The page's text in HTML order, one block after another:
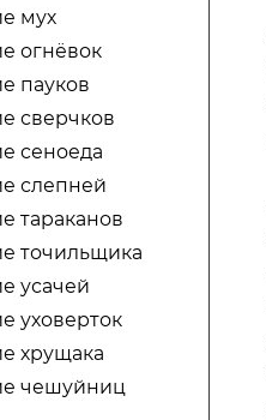
мух
огнёвок
пауков
сверчков
сеноеда
слепней
тараканов
точильщика
усачей
уховерток
хрущака
чешуйниц